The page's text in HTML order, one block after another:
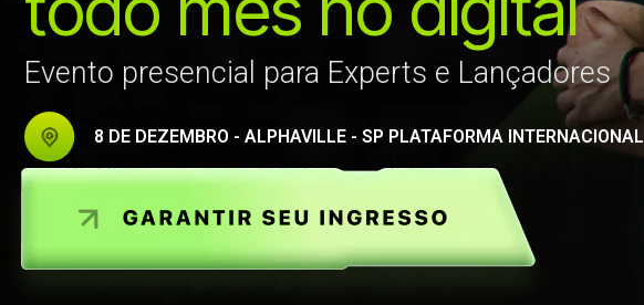
Evento presencial para Experts e Lançadores
8 DE DEZEMBRO - ALPHAVILLE - SP PLATAFORMA INTERNACIONAL